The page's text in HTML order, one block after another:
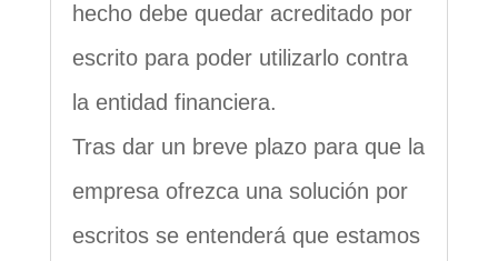
hecho debe quedar acreditado por
escrito para poder utilizarlo contra
la entidad financiera.
Tras dar un breve plazo para que la
empresa ofrezca una solución por
escritos se entenderá que estamos